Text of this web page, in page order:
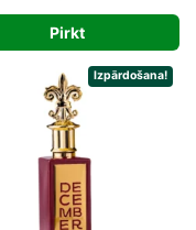
price
was:
30,00 €.
price
is:
18,15 €.
Pirkt
Izpārdošana!